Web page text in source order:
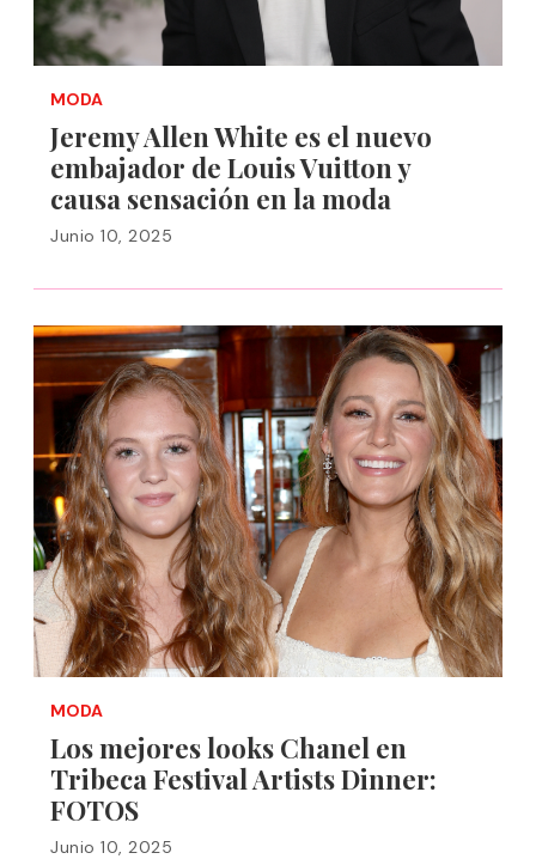
MODA
Jeremy Allen White es el nuevo
embajador de Louis Vuitton y
causa sensación en la moda
Junio 10, 2025
MODA
Los mejores looks Chanel en
Tribeca Festival Artists Dinner:
FOTOS
Junio 10, 2025